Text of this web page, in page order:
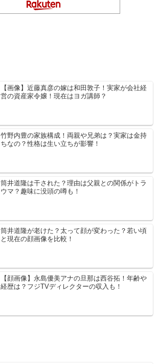
【画像】近藤真彦の嫁は和田敦子！実家が会社経
営の資産家令嬢！現在はヨガ講師？
竹野内豊の家族構成！両親や兄弟は？実家は金持
ちなの？性格は生い立ちが影響！
筒井道隆は干された？理由は父親との関係がトラ
ウマ？趣味に没頭の噂も！
筒井道隆が老けた？太って顔が変わった？若い頃
と現在の顔画像を比較！
【顔画像】永島優美アナの旦那は西谷拓！年齢や
経歴は？フジTVディレクターの収入も！